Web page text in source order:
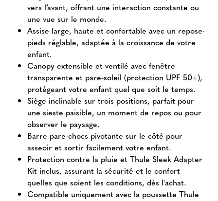
vers l’avant, offrant une interaction constante ou
une vue sur le monde.
Assise large, haute et confortable avec un repose-
pieds réglable, adaptée à la croissance de votre
enfant.
Canopy extensible et ventilé avec fenêtre
transparente et pare-soleil (protection UPF 50+),
protégeant votre enfant quel que soit le temps.
Siège inclinable sur trois positions, parfait pour
une sieste paisible, un moment de repos ou pour
observer le paysage.
Barre pare-chocs pivotante sur le côté pour
asseoir et sortir facilement votre enfant.
Protection contre la pluie et Thule Sleek Adapter
Kit inclus, assurant la sécurité et le confort
quelles que soient les conditions, dès l'achat.
Compatible uniquement avec la poussette Thule